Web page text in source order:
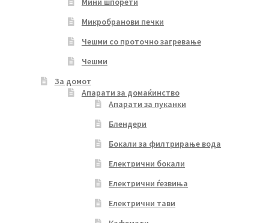
Микробранови печки
Чешми со проточно загревање
Чешми
За домот
Апарати за домаќинство
Апарати за пуканки
Блендери
Бокали за филтрирање вода
Електрични бокали
Електрични ѓезвиња
Електрични тави